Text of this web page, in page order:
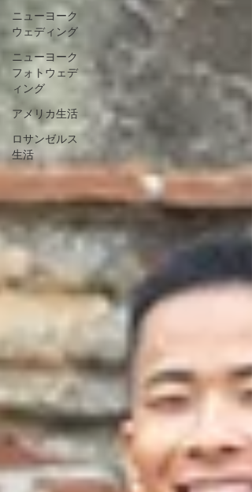
ニューヨーク
ウェディング
ニューヨーク
フォトウェデ
ィング
アメリカ生活
ロサンゼルス
生活